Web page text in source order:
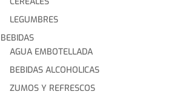
LEGUMBRES
BEBIDAS
AGUA EMBOTELLADA
BEBIDAS ALCOHOLICAS
ZUMOS Y REFRESCOS